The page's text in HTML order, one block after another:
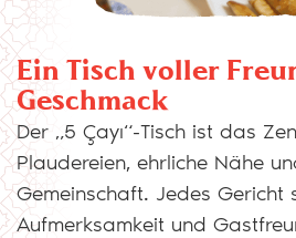
Ein Tisch voller
Geschmack
Der „5 Çayı“-Tisch ist das
Plaudereien, ehrliche Nähe
Gemeinschaft. Jedes
Aufmerksamkeit und